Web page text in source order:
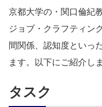
京都大学の・関口倫紀
ジョブ・クラフティン
間関係、認知度といっ
ます。以下にご紹介し
タスク